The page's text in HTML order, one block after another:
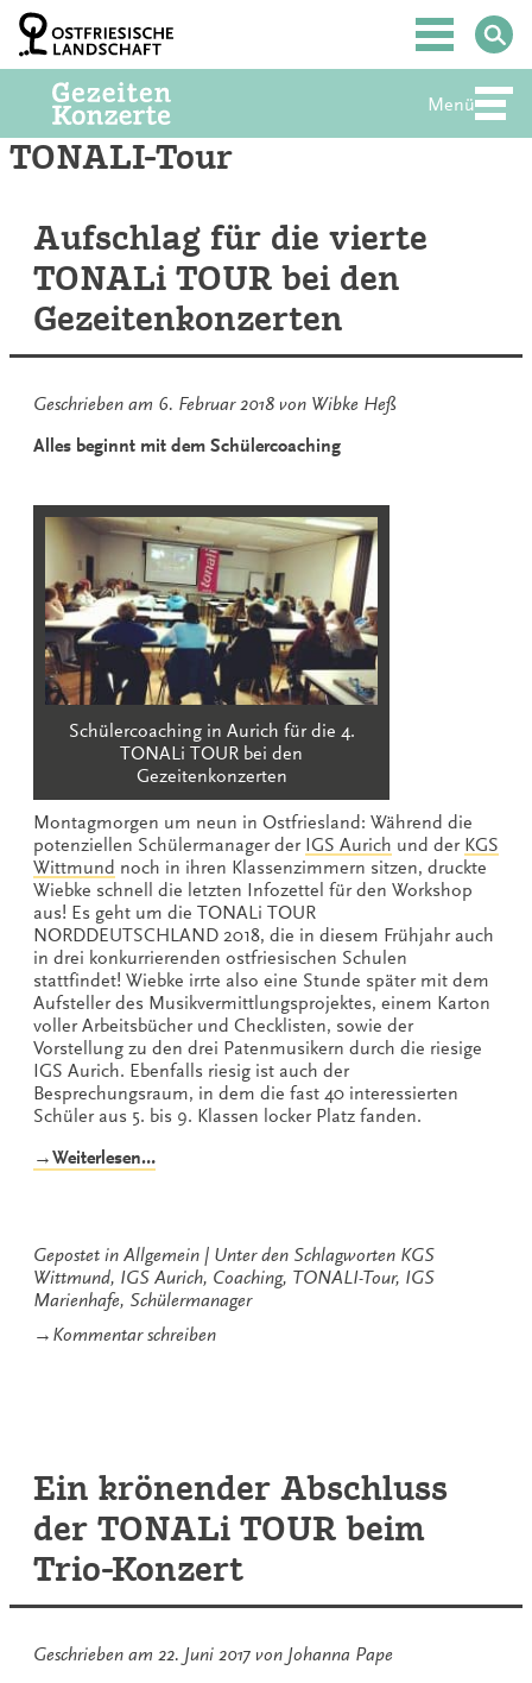
Zum
Inhalt
springen
Hauptmenü
Menü
TONALI-Tour
Aufschlag für die vierte
TONALi TOUR bei den
Gezeitenkonzerten
Geschrieben am 6. Februar 2018 von Wibke Heß
Alles beginnt mit dem Schülercoaching
Schülercoaching in Aurich für die 4.
TONALi TOUR bei den
Gezeitenkonzerten
Montagmorgen um neun in Ostfriesland: Während die
potenziellen Schülermanager der IGS Aurich und der KGS
Wittmund noch in ihren Klassenzimmern sitzen, druckte
Wiebke schnell die letzten Infozettel für den Workshop
aus! Es geht um die TONALi TOUR
NORDDEUTSCHLAND 2018, die in diesem Frühjahr auch
in drei konkurrierenden ostfriesischen Schulen
stattfindet! Wiebke irrte also eine Stunde später mit dem
Aufsteller des Musikvermittlungsprojektes, einem Karton
voller Arbeitsbücher und Checklisten, sowie der
Vorstellung zu den drei Patenmusikern durch die riesige
IGS Aurich. Ebenfalls riesig ist auch der
Besprechungsraum, in dem die fast 40 interessierten
Schüler aus 5. bis 9. Klassen locker Platz fanden.
→Weiterlesen…„Aufschlag
TONALi
TOUR
bei
Gezeitenkonzerten“
Gepostet in Allgemein Unter den Schlagworten KGS
Wittmund, IGS Aurich, Coaching, TONALI-Tour, IGS
Marienhafe, Schülermanager
→ Kommentar schreibenzu
bei
den
Gezeitenkonzerten
Ein krönender Abschluss
der TONALi TOUR beim
Trio-Konzert
Geschrieben am 22. Juni 2017 von Johanna Pape